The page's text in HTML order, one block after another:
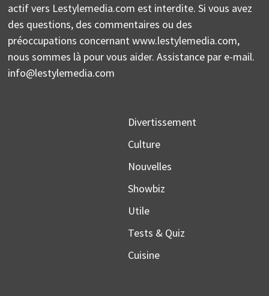
actif vers Lestylemedia.com est interdite. Si vous avez
des questions, des commentaires ou des
préoccupations concernant www.lestylemedia.com,
nous sommes là pour vous aider. Assistance par e-mail.
info@lestylemedia.com
Divertissement
Culture
Nouvelles
Showbiz
Utile
Tests & Quiz
Cuisine